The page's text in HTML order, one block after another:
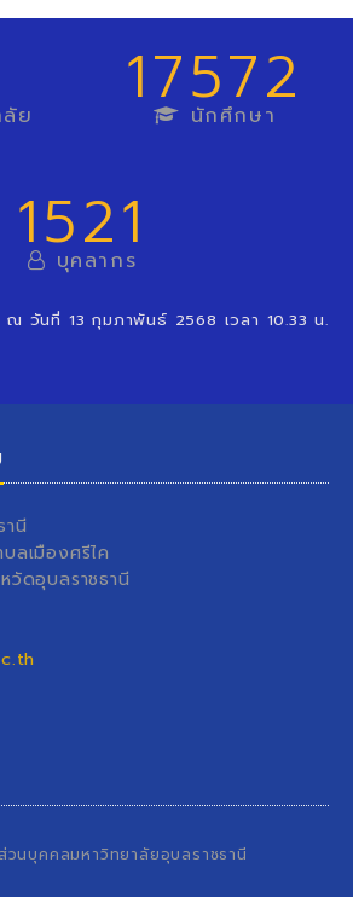
ย 17572
นักศึกษา
1521
บุคลากร
ณ วันที่ 13 กุมภาพันธ์ 2568 เวลา 10.33 น.
นี
ลเมืองศรีไค
วัดอุบลราชธานี
นบุคคลมหาวิทยาลัยอุบลราชธานี